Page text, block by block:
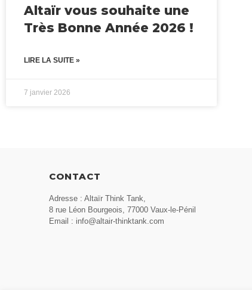
Altaïr vous souhaite une
Très Bonne Année 2026 !
LIRE LA SUITE »
7 janvier 2026
CONTACT
Adresse : Altaïr Think Tank,
8 rue Léon Bourgeois, 77000 Vaux-le-Pénil
Email : info@altair-thinktank.com